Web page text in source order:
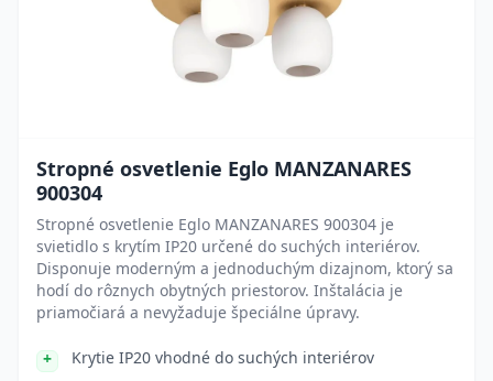
Stropné osvetlenie Eglo MANZANARES
900304
Stropné osvetlenie Eglo MANZANARES 900304 je
svietidlo s krytím IP20 určené do suchých interiérov.
Disponuje moderným a jednoduchým dizajnom, ktorý sa
hodí do rôznych obytných priestorov. Inštalácia je
priamočiará a nevyžaduje špeciálne úpravy.
Krytie IP20 vhodné do suchých interiérov